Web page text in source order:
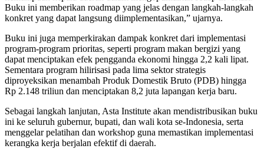
Buku ini memberikan roadmap yang jelas dengan langkah-langkah
konkret yang dapat langsung diimplementasikan,” ujarnya.
Buku ini juga memperkirakan dampak konkret dari implementasi
program-program prioritas, seperti program makan bergizi yang
dapat menciptakan efek pengganda ekonomi hingga 2,2 kali lipat.
Sementara program hilirisasi pada lima sektor strategis
diproyeksikan menambah Produk Domestik Bruto (PDB) hingga
Rp 2.148 triliun dan menciptakan 8,2 juta lapangan kerja baru.
Sebagai langkah lanjutan, Asta Institute akan mendistribusikan buku
ini ke seluruh gubernur, bupati, dan wali kota se-Indonesia, serta
menggelar pelatihan dan workshop guna memastikan implementasi
kerangka kerja berjalan efektif di daerah.